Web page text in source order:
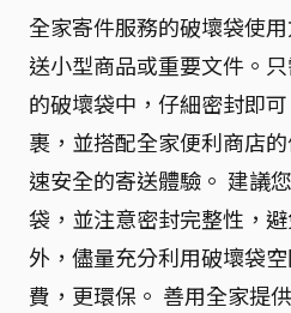
全家寄件服務的破壞袋使
送小型商品或重要文件。
的破壞袋中，仔細密封即
裹，並搭配全家便利商店
速安全的寄送體驗。 建議
袋，並注意密封完整性，
外，儘量充分利用破壞袋
費，更環保。 善用全家提